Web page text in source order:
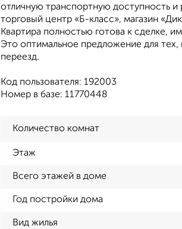
отличную транспортную доступность
торговый центр «Б-класс», магазин
Квартира полностью готова к сделке,
Это оптимальное предложение для
переезд.
Код пользователя: 192003
Номер в базе: 11770448
Количество комнат
Этаж
Всего этажей в доме
Год постройки дома
Вид жилья